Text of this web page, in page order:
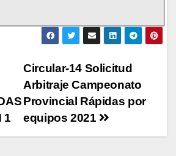
Circular-14 Solicitud
Arbitraje Campeonato
Provincial Rápidas por
equipos 2021
1